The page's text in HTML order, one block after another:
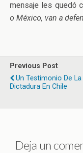
mensaje les quedó
o México, van a
Previous Post
Un Testimonio De La
Dictadura En Chile
Deja un